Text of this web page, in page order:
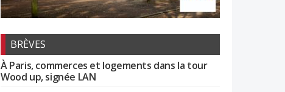
BRÈVES
À Paris, commerces et logements dans la tour
Wood up, signée LAN